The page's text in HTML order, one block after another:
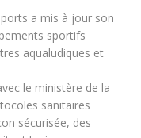
a mis à jour son
sportifs
aqualudiques et
le ministère de la
sanitaires
sécurisée, des